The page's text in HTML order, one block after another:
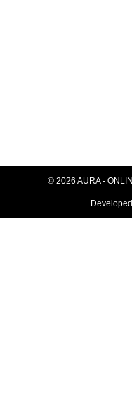
© 2026 AURA -